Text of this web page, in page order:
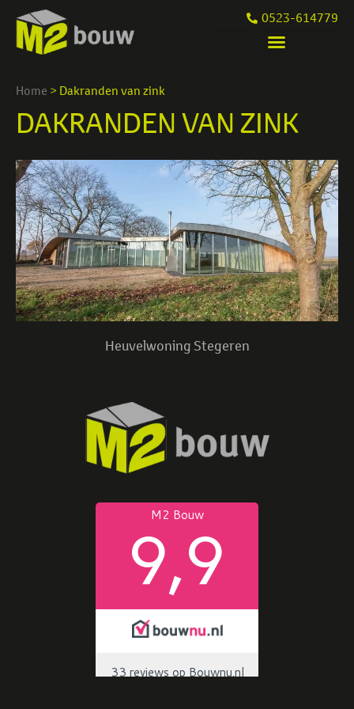
0523-614779
Home > Dakranden van zink
DAKRANDEN VAN ZINK
Heuvelwoning Stegeren